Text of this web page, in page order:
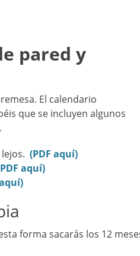
pared y
El calendario
que se incluyen algunos
(PDF aquí)
aquí)
forma sacarás los 12